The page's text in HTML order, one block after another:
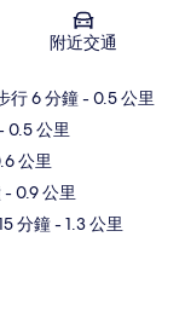
地圖
附近交通
行 6 分鐘- 0.5 公里
0.5 公里
公里
- 0.9 公里
分鐘- 1.3 公里